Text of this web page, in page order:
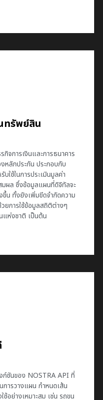
ทรัพย์สิน
จการเงินและการธนาคาร
หลักประกัน ประกอบกับ
ใช้ในการประเมินมูลค่า
ผล ซึ่งข้อมูลแผนที่ดิจิทัลจะ
ขึ้น ทั้งยังเพิ่มขีดจำกัดความ
วยการใช้ข้อมูลสถิติต่างๆ
แห่งชาติ เป็นต้น
ชันของ NOSTRA API ที่
การวางแผน กำหนดเส้น
อย่างเหมาะสม เช่น รถขน